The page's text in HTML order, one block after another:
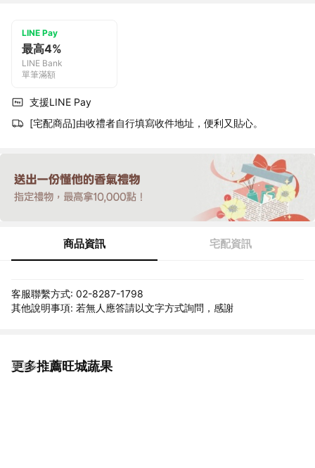
LINE Pay
最高4%
LINE Bank
單筆滿額
支援LINE Pay
[宅配商品]由收禮者自行填寫收件地址，便利又貼心。
商品資訊 宅配資訊
客服聯繫方式: 02-8287-1798
其他說明事項: 若無人應答請以文字方式詢問，感謝
更多推薦旺城蔬果
看更多